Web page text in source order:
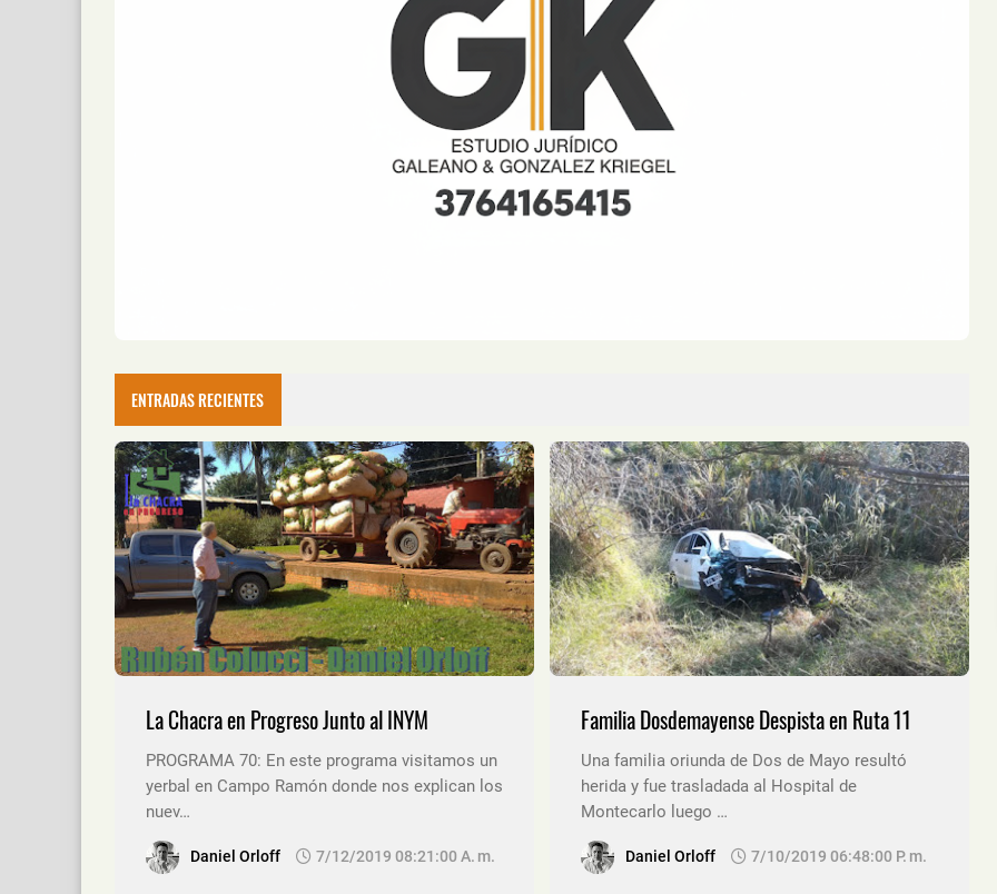
ENTRADAS RECIENTES
La Chacra en Progreso Junto al INYM
PROGRAMA 70: En este programa visitamos un
yerbal en Campo Ramón donde nos explican los
nuev…
Daniel Orloff 7/12/2019 08:21:00 A. M.
Familia Dosdemayense Despista en Ruta 11
Una familia oriunda de Dos de Mayo resultó
herida y fue trasladada al Hospital de
Montecarlo luego …
Daniel Orloff 7/10/2019 06:48:00 P. M.